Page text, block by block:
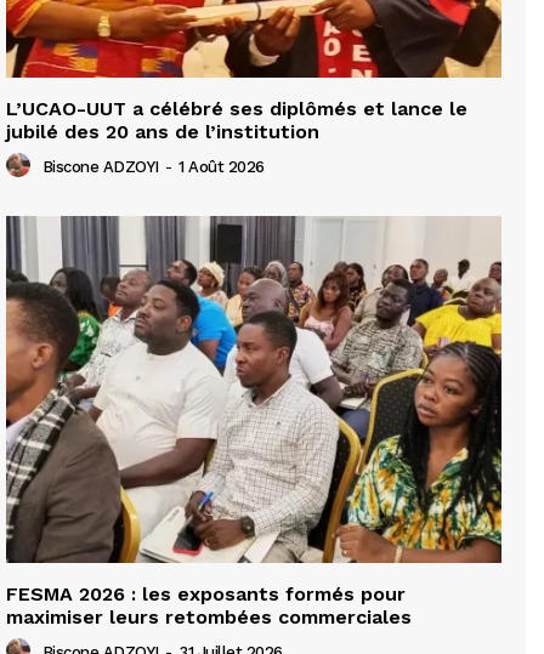
L’UCAO-UUT a célébré ses diplômés et lance le
jubilé des 20 ans de l’institution
Biscone ADZOYI - 1 Août 2026
FESMA 2026 : les exposants formés pour
maximiser leurs retombées commerciales